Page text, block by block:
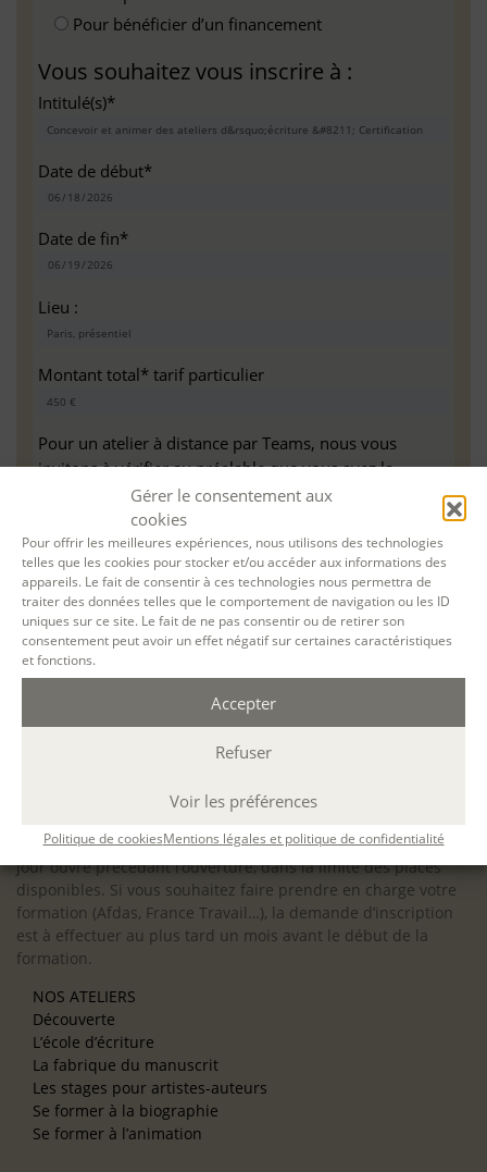
Gérer le consentement aux
cookies
Pour offrir les meilleures expériences, nous utilisons des technologies
telles que les cookies pour stocker et/ou accéder aux informations des
appareils. Le fait de consentir à ces technologies nous permettra de
traiter des données telles que le comportement de navigation ou les ID
uniques sur ce site. Le fait de ne pas consentir ou de retirer son
consentement peut avoir un effet négatif sur certaines caractéristiques
et fonctions.
Accepter
Refuser
Voir les préférences
Politique de cookiesMentions légales et politique de confidentialité
Pour bénéficier d’un financement
Vous souhaitez vous inscrire à :
Intitulé(s)*
Date de début*
Date de fin*
Lieu :
Montant total* tarif particulier
Pour un atelier à distance par Teams, nous vous
invitons à vérifier au préalable que vous avez la
configuration minimale requise pour pouvoir travailler
dans les meilleures conditions : Configuration
matérielle requise pourMicrosoft Teams | Microsoft
Learn
Accessibilité : ALEPH-ÉCRITURE est sensible à l’inclusion des
personnes en situation de handicap. Si vous avez besoin
d’un aménagement spécifique de programme, n’hésitez pas
à nous contacter en amont de votre inscription afin
supports, accessibilité de nos salles).
inscriptions à nos activités sont ouvertes jusqu’au dernier
jour ouvré précédant l’ouverture, dans la limite des places
disponibles. Si vous souhaitez faire prendre en charge votre
formation (Afdas, France Travail…), la demande d’inscription
est à effectuer au plus tard un mois avant le début de la
formation.
NOS ATELIERS
Découverte
L’école d’écriture
La fabrique du manuscrit
Les stages pour artistes-auteurs
Se former à la biographie
Se former à l’animation